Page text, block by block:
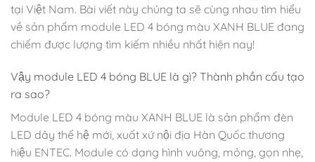
tại Việt Nam. Bài viết này chúng ta sẽ cùng nhau tìm hiểu
về sản phẩm module LED 4 bóng màu XANH BLUE đang
chiếm được lượng tìm kiếm nhiều nhất hiện nay!
Vậy module LED 4 bóng BLUE là gì? Thành phần cấu tạo
ra sao?
Module LED 4 bóng màu XANH BLUE là sản phẩm đèn
LED dây thế hệ mới, xuất xứ nội địa Hàn Quốc thương
hiệu ENTEC. Module có dạng hình vuông, mỏng, gọn nhẹ,